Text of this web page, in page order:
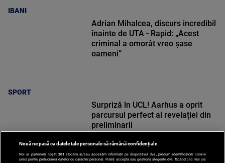
IBANI
SPORT
Adrian Mihalcea, discurs incredibil
înainte de UTA - Rapid: „Acest
criminal a omorât vreo șase
oameni”
Surpriză în UCL! Aarhus a oprit
parcursul perfect al revelației din
preliminarii
Nouă ne pasă ca datele tale personale să rămână confidențiale
Noi și partenerii noștri 201 stocăm și/sau accesăm informații pe dispozitivul dvs., precum identificatorii cookie
unici pentru prelucrarea datelor cu caracter personal. Puteți accepta sau gestiona alegerile dvs. făcând clic mai jos